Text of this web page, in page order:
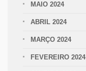
MAIO 2024
ABRIL 2024
MARÇO 2024
FEVEREIRO 2024